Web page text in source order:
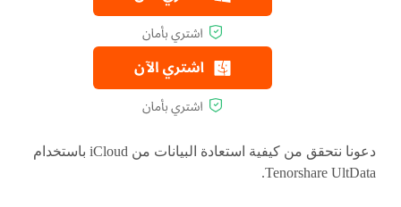
دعونا نتحقق من كيفية استعادة البيانات من iCloud باستخدام
Tenorshare UltData.